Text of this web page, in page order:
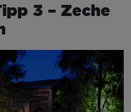
3 – Zeche